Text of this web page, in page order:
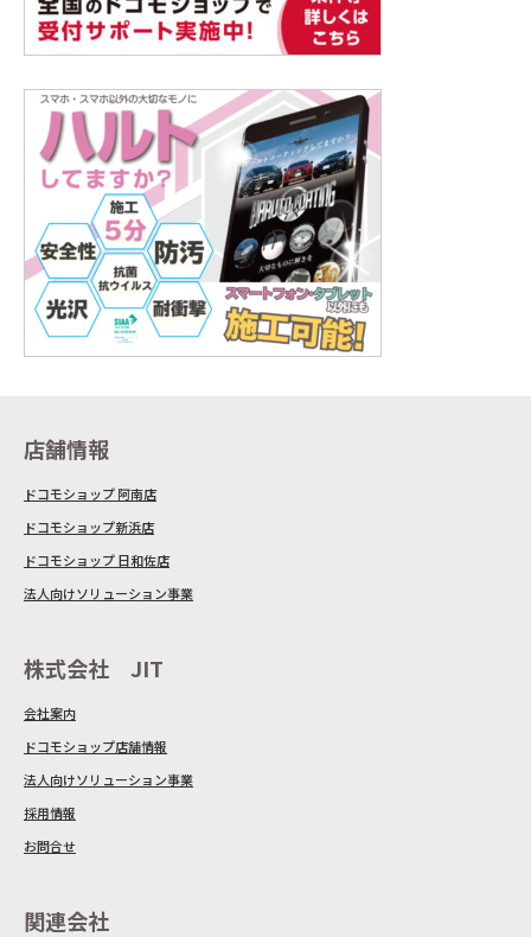
店舗情報
ドコモショップ 阿南店
ドコモショップ新浜店
ドコモショップ 日和佐店
法人向けソリューション事業
株式会社 JIT
会社案内
ドコモショップ店舗情報
法人向けソリューション事業
採用情報
お問合せ
関連会社